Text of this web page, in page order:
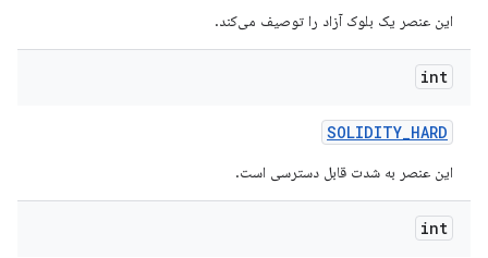
این عنصر یک بلوک آزاد را توصیف می‌کند.
int
SOLIDITY_HARD
این عنصر به شدت قابل دسترسی است.
int